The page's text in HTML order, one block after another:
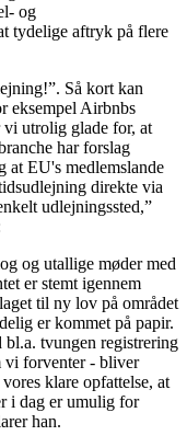
og
tydelige aftryk på flere
Så kort kan
eksempel Airbnbs
vi utrolig glade for, at
har forslag
at EU's medlemslande
direkte via
udlejningssted,”
og utallige møder med
er stemt igennem
til ny lov på området
er kommet på papir.
tvungen registrering
vi forventer - bliver
klare opfattelse, at
i dag er umulig for
han.